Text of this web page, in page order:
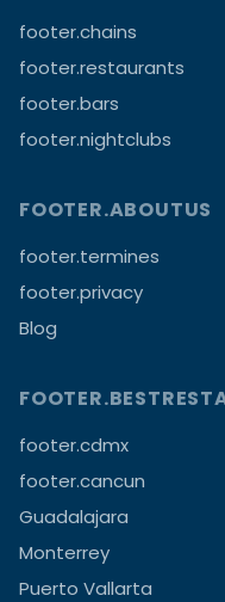
footer.chains
footer.restaurants
footer.bars
footer.nightclubs
FOOTER.ABOUTUS
footer.termines
footer.privacy
Blog
footer.cdmx
footer.cancun
Guadalajara
Monterrey
Puerto Vallarta